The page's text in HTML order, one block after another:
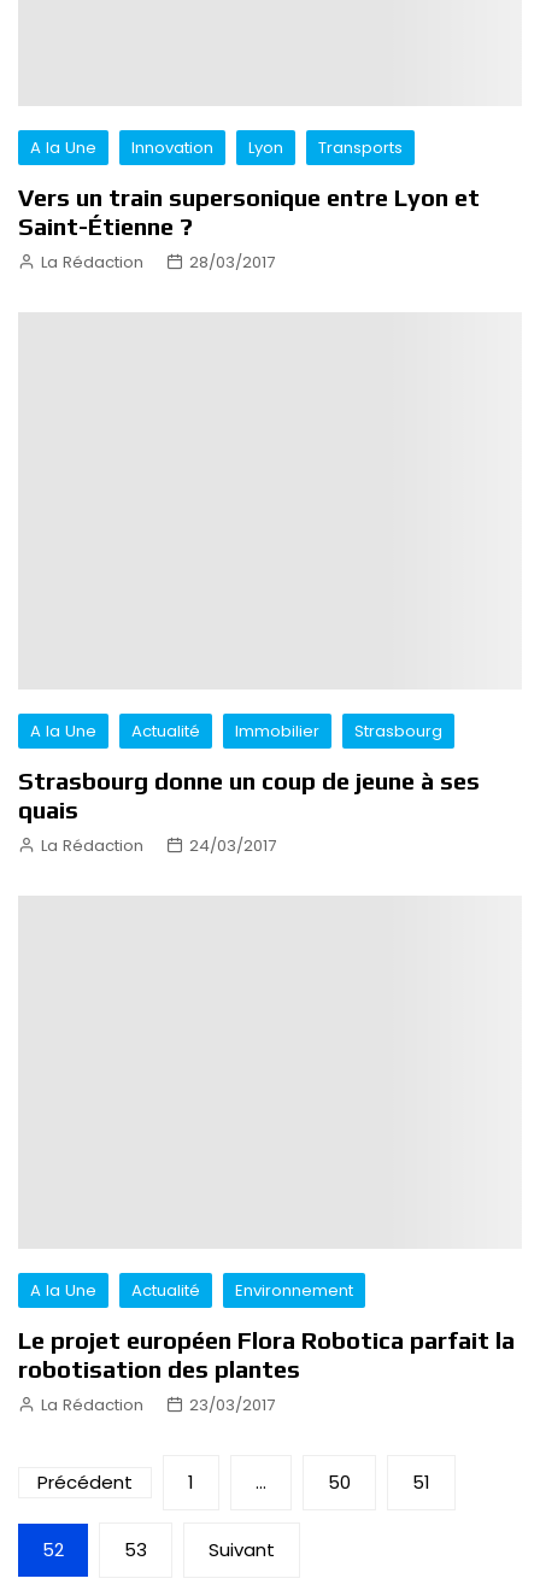
A la Une Innovation Lyon Transports
Vers un train supersonique entre Lyon et
Saint-Étienne ?
La Rédaction 28/03/2017
A la Une Actualité Immobilier Strasbourg
Strasbourg donne un coup de jeune à ses
quais
La Rédaction 24/03/2017
A la Une Actualité Environnement
Le projet européen Flora Robotica parfait la
robotisation des plantes
La Rédaction 23/03/2017
Pagination
des
publications
Précédent 1 … 50 51
52 53 Suivant